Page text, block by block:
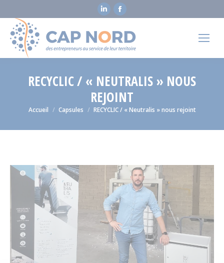
La
page
LinkedIn
s'ouvre
dans
une
nouvelle
fenêtre
La
page
Facebook
s'ouvre
dans
une
nouvelle
fenêtre
RECYCLIC / « NEUTRALIS » NOUS
REJOINT
Vous êtes ici :
Accueil Capsules RECYCLIC / « Neutralis » nous rejoint